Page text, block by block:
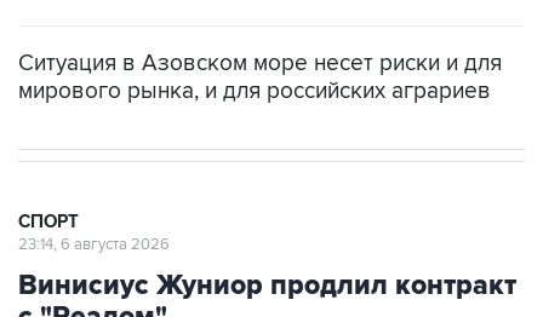
Ситуация в Азовском море несет риски и для
мирового рынка, и для российских аграриев
СПОРТ
23:14, 6 августа 2026
Винисиус Жуниор продлил контракт